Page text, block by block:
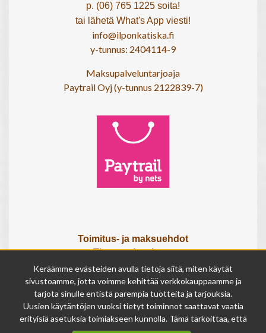
p. (06) 765 1225 soita!
tai lähetä What's App viesti!
info@ilponkatiska.fi
y-tunnus: 2404114-9
Maksupalveluntarjoaja
Paytrail Oyj (y-tunnus 2122839-7)
Toimitus- ja maksuehdot
Tietosuojaseloste
Tietoa meistä
Osta lahjakortti
Tilauksen peruutuslomake
Olemme avoinna
Keräämme evästeiden avulla tietoja siitä, miten käytät
sivustoamme, jotta voimme kehittää verkkokauppaamme ja
tarjota sinulle entistä parempia tuotteita ja tarjouksia.
Uusien käytäntöjen vuoksi tietyt toiminnot saattavat vaatia
erityisiä asetuksia toimiakseen kunnolla. Tämä tarkoittaa, että
joissakin tapauksissa anonymisoidut tiedot voivat kertyä,